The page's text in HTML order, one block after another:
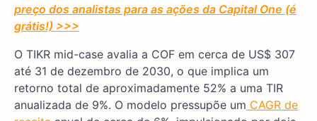
preço dos analistas para as ações da Capital One (é
grátis!) >>>
O TIKR mid-case avalia a COF em cerca de US$ 307
até 31 de dezembro de 2030, o que implica um
retorno total de aproximadamente 52% a uma TIR
anualizada de 9%. O modelo pressupõe um CAGR de